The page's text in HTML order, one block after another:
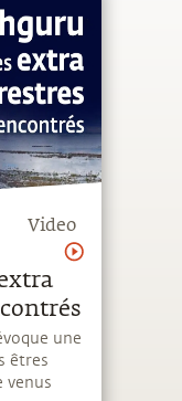
Video
une
êtres
venus